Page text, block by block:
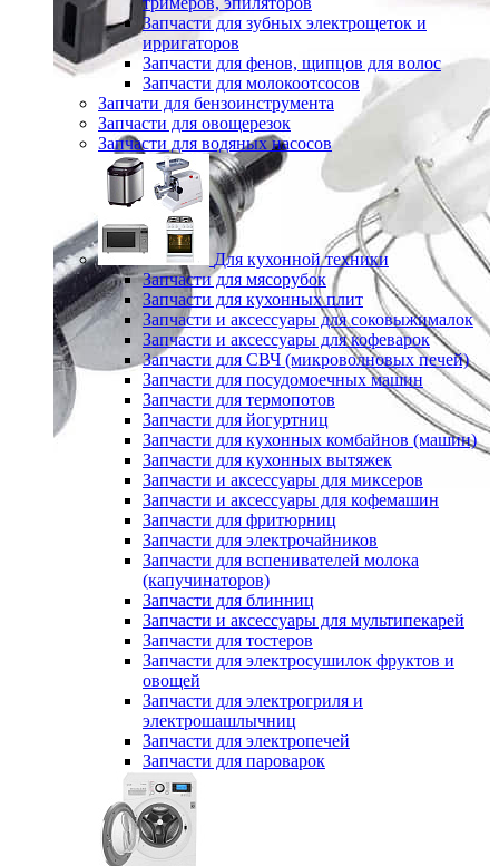
Запчасти для зубных электрощеток и
ирригаторов
Запчасти для фенов, щипцов для волос
Запчасти для молокоотсосов
Запчати для бензоинструмента
Запчасти для овощерезок
Запчасти для водяных насосов
Для кухонной техники
Запчасти для мясорубок
Запчасти для кухонных плит
Запчасти и аксессуары для соковыжималок
Запчасти и аксессуары для кофеварок
Запчасти для СВЧ (микроволновых печей)
Запчасти для посудомоечных машин
Запчасти для термопотов
Запчасти для йогуртниц
Запчасти для кухонных комбайнов (машин)
Запчасти для кухонных вытяжек
Запчасти и аксессуары для миксеров
Запчасти и аксессуары для кофемашин
Запчасти для фритюрниц
Запчасти для электрочайников
Запчасти для вспенивателей молока
(капучинаторов)
Запчасти для блинниц
Запчасти и аксессуары для мультипекарей
Запчасти для тостеров
Запчасти для электросушилок фруктов и
овощей
Запчасти для электрогриля и
электрошашлычниц
Запчасти для электропечей
Запчасти для пароварок